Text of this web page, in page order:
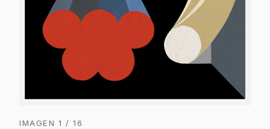
IMAGEN1 /16